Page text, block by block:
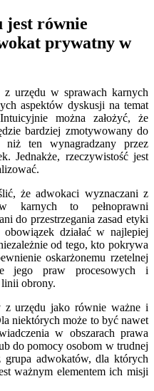
jest równie
prywatny w
z urzędu w sprawach karnych
aspektów dyskusji na temat
można założyć, że
bardziej zmotywowany do
niż ten wynagradzany przez
Jednakże, rzeczywistość jest
że adwokaci wyznaczani z
karnych to pełnoprawni
do przestrzegania zasad etyki
działać w najlepiej
od tego, kto pokrywa
oskarżonemu rzetelnej
jego praw procesowych i
obrony.
z urzędu jako równie ważne i
niektórych może to być nawet
w obszarach prawa
do pomocy osobom w trudnej
adwokatów, dla których
ważnym elementem ich misji